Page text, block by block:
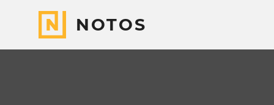
NOTOS